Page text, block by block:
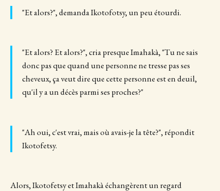
"Et alors?", demanda Ikotofotsy, un peu étourdi.
"Et alors? Et alors?", cria presque Imahakà, "Tu ne sais
donc pas que quand une personne ne tresse pas ses
cheveux, ça veut dire que cette personne est en deuil,
qu'il y a un décès parmi ses proches?"
"Ah oui, c'est vrai, mais où avais-je la tête?", répondit
Ikotofetsy.
Alors, Ikotofetsy et Imahakà échangèrent un regard